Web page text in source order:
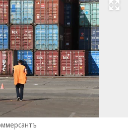
Развернуть